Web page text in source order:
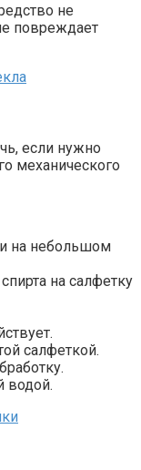
не
повреждает
если нужно
механического
на небольшом
на салфетку
салфеткой.
водой.